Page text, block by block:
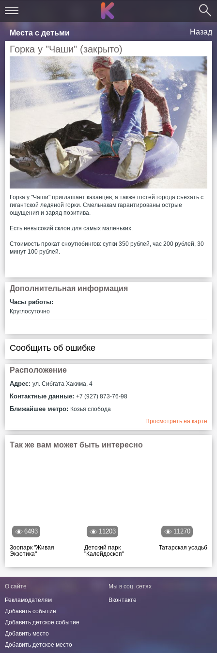
Места с детьми Назад
Горка у "Чаши" (закрыто)
Горка у "Чаши" приглашает казанцев, а также гостей города съехать с
гигантской ледяной горки. Смельчакам гарантированы острые
ощущения и заряд позитива.
Есть невысокий склон для самых маленьких.
Стоимость прокат сноутюбингов: сутки 350 рублей, час 200 рублей, 30
минут 100 рублей.
Дополнительная информация
Часы работы:
Круглосуточно
Сообщить об ошибке
Расположение
Адрес: ул. Сибгата Хакима, 4
Контактные данные: +7 (927) 873-76-98
Ближайшее метро: Козья слобода
Просмотреть на карте
Так же вам может быть интересно
6493
Зоопарк "Живая
Экзотика"
11203
Детский парк
"Калейдоскоп"
11270
Татарская усадьба
О сайте
Рекламодателям
Добавить событие
Добавить детское событие
Добавить место
Добавить детское место
Мы в соц. сетях
Вконтакте